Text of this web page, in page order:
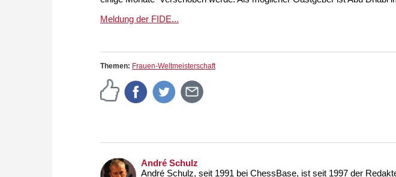
Meldung der FIDE...
Themen: Frauen-Weltmeisterschaft
André Schulz
André Schulz, seit 1991 bei ChessBase, ist seit 1997 der